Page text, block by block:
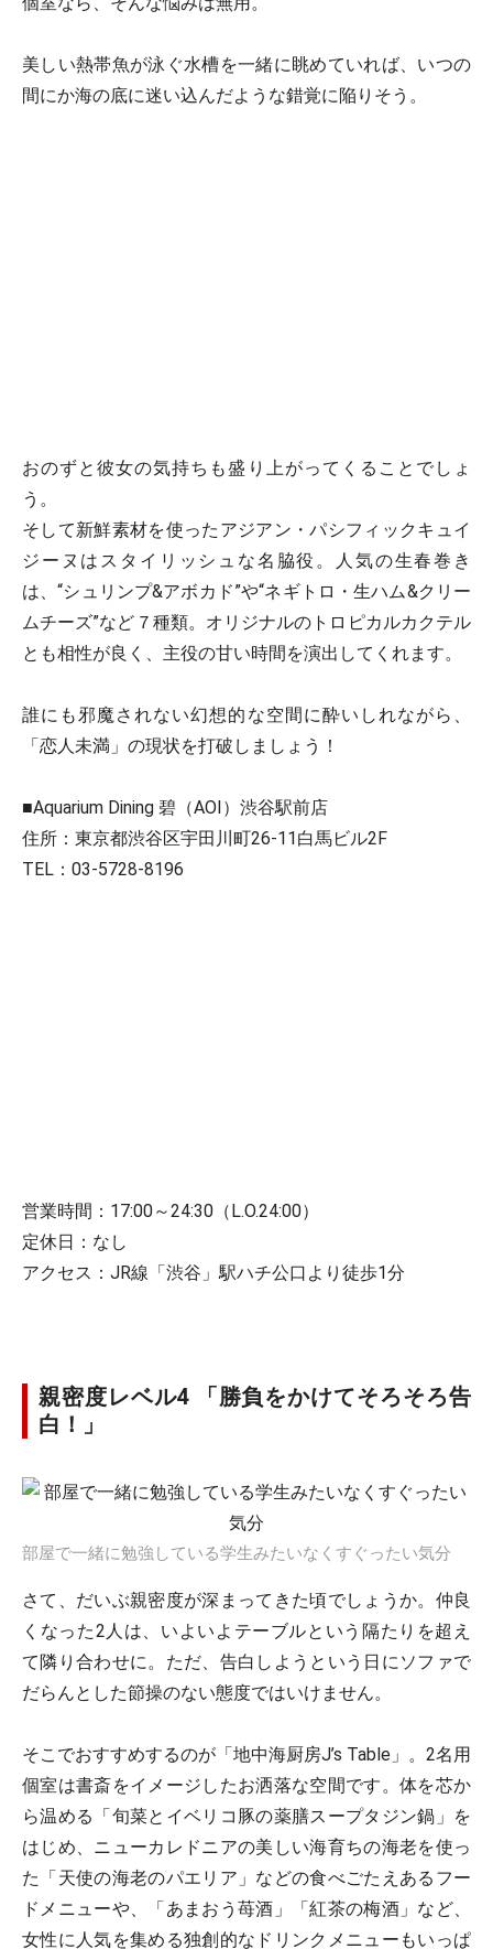
美しい熱帯魚が泳ぐ水槽を一緒に眺めていれば、いつの
間にか海の底に迷い込んだような錯覚に陥りそう。
おのずと彼女の気持ちも盛り上がってくることでしょ
う。
そして新鮮素材を使ったアジアン・パシフィックキュイ
ジーヌはスタイリッシュな名脇役。人気の生春巻き
は、“シュリンプ&アボカド”や“ネギトロ・生ハム&クリー
ムチーズ”など７種類。オリジナルのトロピカルカクテル
とも相性が良く、主役の甘い時間を演出してくれます。
誰にも邪魔されない幻想的な空間に酔いしれながら、
「恋人未満」の現状を打破しましょう！
■Aquarium Dining 碧（AOI）渋谷駅前店
住所：東京都渋谷区宇田川町26-11白馬ビル2F
TEL：03-5728-8196
営業時間：17:00～24:30（L.O.24:00）
定休日：なし
アクセス：JR線「渋谷」駅ハチ公口より徒歩1分
親密度レベル4 「勝負をかけてそろそろ告
白！」
部屋で一緒に勉強している学生みたいなくすぐったい気分
さて、だいぶ親密度が深まってきた頃でしょうか。仲良
くなった2人は、いよいよテーブルという隔たりを超え
て隣り合わせに。ただ、告白しようという日にソファで
だらんとした節操のない態度ではいけません。
そこでおすすめするのが「地中海厨房J’s Table」。2名用
個室は書斎をイメージしたお洒落な空間です。体を芯か
ら温める「旬菜とイベリコ豚の薬膳スープタジン鍋」を
はじめ、ニューカレドニアの美しい海育ちの海老を使っ
た「天使の海老のパエリア」などの食べごたえあるフー
ドメニューや、「あまおう苺酒」「紅茶の梅酒」など、
女性に人気を集める独創的なドリンクメニューもいっぱ